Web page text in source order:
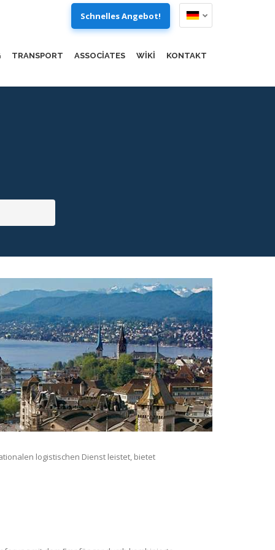
Schnelles Angebot!
TRANSPORT ASSOCIATES WIKI KONTAKT
logistischen Dienst leistet, bietet